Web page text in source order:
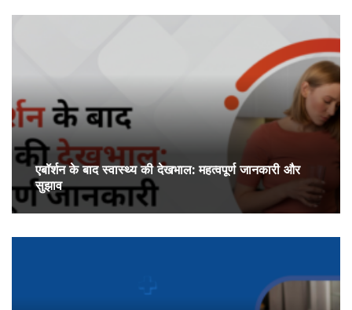
एबॉर्शन के बाद स्वास्थ्य की देखभाल: महत्वपूर्ण जानकारी और
सुझाव